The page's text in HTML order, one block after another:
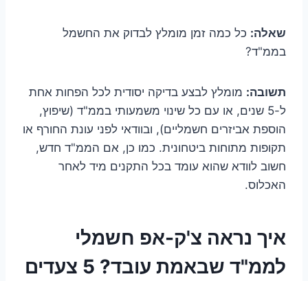
שאלה: כל כמה זמן מומלץ לבדוק את החשמל
בממ"ד?
תשובה: מומלץ לבצע בדיקה יסודית לכל הפחות אחת
ל-5 שנים, או עם כל שינוי משמעותי בממ"ד (שיפוץ,
הוספת אביזרים חשמליים), ובוודאי לפני עונת החורף או
תקופות מתוחות ביטחונית. כמו כן, אם הממ"ד חדש,
חשוב לוודא שהוא עומד בכל התקנים מיד לאחר
האכלוס.
איך נראה צ'ק-אפ חשמלי
לממ"ד שבאמת עובד? 5 צעדים